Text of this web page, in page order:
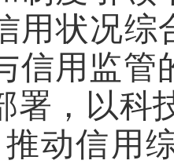
用状况综
信用监管
署，以科
动信用